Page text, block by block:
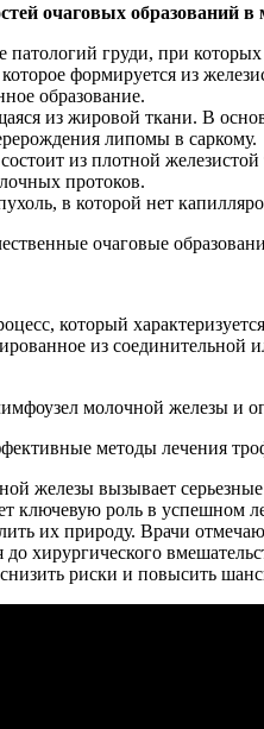
очаговых образований
патологий груди, при
которое формируется из
образование.
из жировой ткани. В
липомы в саркому.
состоит из плотной
протоков.
в которой нет
очаговые
который
из соединительной
молочной железы и
методы лечения
железы вызывает
ключевую роль в
их природу. Врачи
до хирургического
риски и повысить